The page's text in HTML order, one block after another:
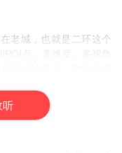
老城，也就是二环这个
简洁的文字，饱含老北
听